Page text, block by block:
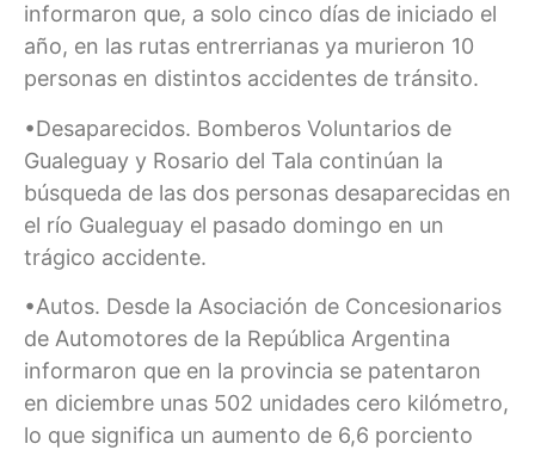
informaron que, a solo cinco días de iniciado el
año, en las rutas entrerrianas ya murieron 10
personas en distintos accidentes de tránsito.
•Desaparecidos. Bomberos Voluntarios de
Gualeguay y Rosario del Tala continúan la
búsqueda de las dos personas desaparecidas en
el río Gualeguay el pasado domingo en un
trágico accidente.
•Autos. Desde la Asociación de Concesionarios
de Automotores de la República Argentina
informaron que en la provincia se patentaron
en diciembre unas 502 unidades cero kilómetro,
lo que significa un aumento de 6,6 porciento